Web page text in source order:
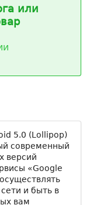
или
5.0 (Lollipop)
современный
версий
«Google
и быть в
вам